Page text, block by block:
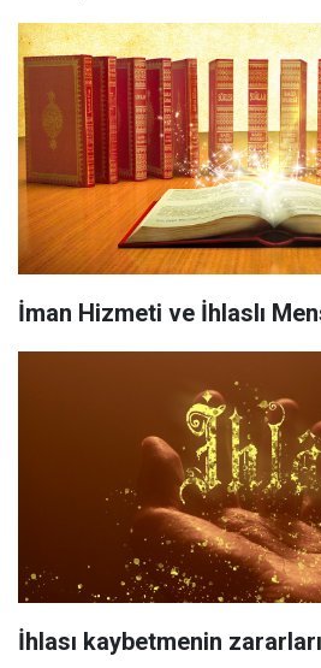
İman Hizmeti ve İhlaslı
İhlası kaybetmenin zararları